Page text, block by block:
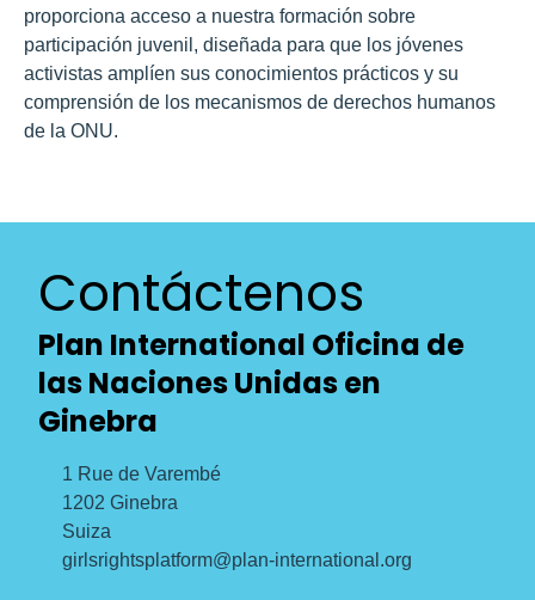
proporciona acceso a nuestra formación sobre
participación juvenil , diseñada para que los jóvenes
activistas amplíen sus conocimientos prácticos y su
comprensión de los mecanismos de derechos humanos
de la ONU.
Contáctenos
Plan International Oficina de
las Naciones Unidas en
Ginebra
1 Rue de Varembé
1202 Ginebra
Suiza
girlsrightsplatform@plan-international.org